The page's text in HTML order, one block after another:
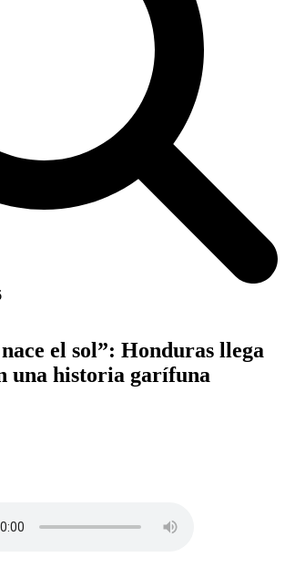
el sol”: Honduras llega
una historia garífuna